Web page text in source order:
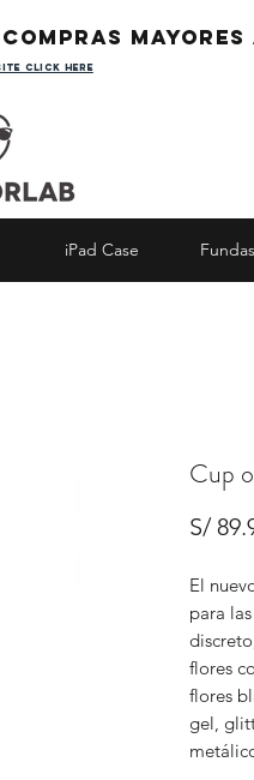
mayores
click here
iPad Case
Cup
S/
El
para
flores
flores
gel,